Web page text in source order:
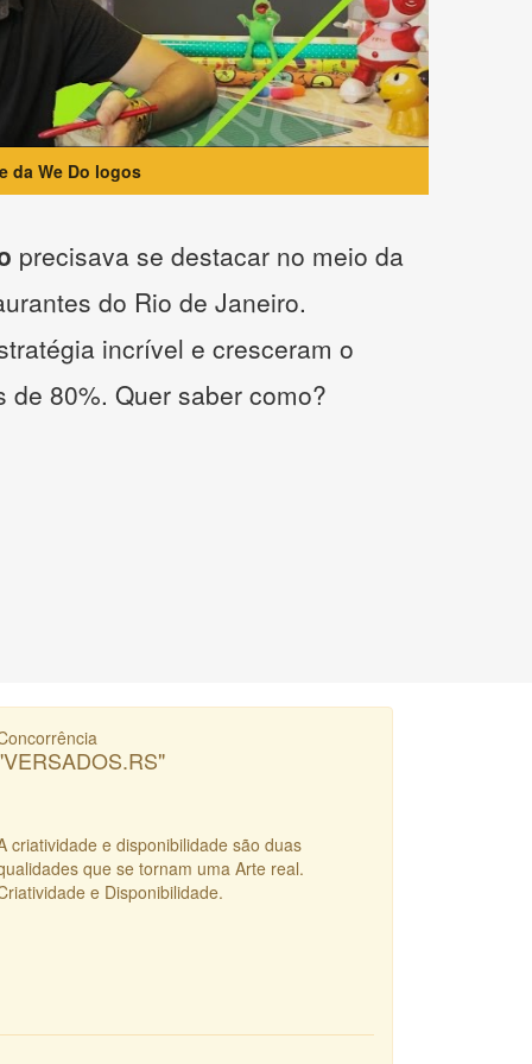
da We Do logos
precisava se destacar no meio da
do Rio de Janeiro.
incrível e cresceram o
de 80%. Quer saber como?
criatividade e disponibilidade são duas
que se tornam uma Arte real.
e Disponibilidade.